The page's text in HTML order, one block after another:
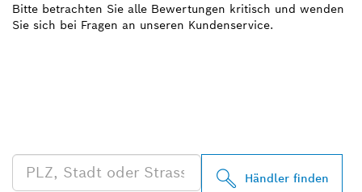
Bitte betrachten Sie alle Bewertungen kritisch und wenden
Sie sich bei Fragen an unseren Kundenservice.
Händler finden